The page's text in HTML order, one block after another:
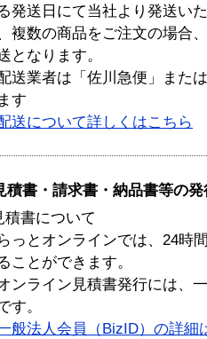
発送日にて当社より発送い
複数の商品をご注文の場合
となります。
送業者は「佐川急便」また
す
送について詳しくはこちら
積書・請求書・納品書等の
積書について
っとオンラインでは、24時
ことができます。
ンライン見積書発行には、
す。
般法人会員（BizID）の詳細